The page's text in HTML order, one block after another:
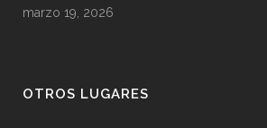
marzo 19, 2026
OTROS LUGARES